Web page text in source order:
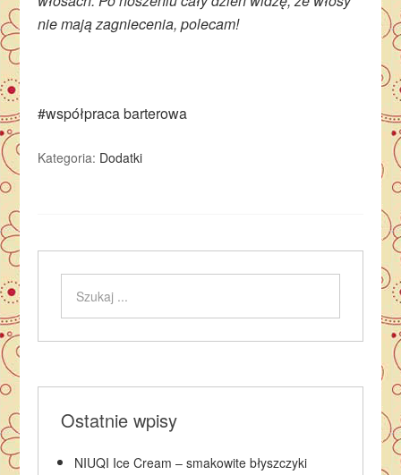
nie mają zagniecenia, polecam!
#współpraca barterowa
Kategoria: Dodatki
Ostatnie wpisy
NIUQI Ice Cream – smakowite błyszczyki